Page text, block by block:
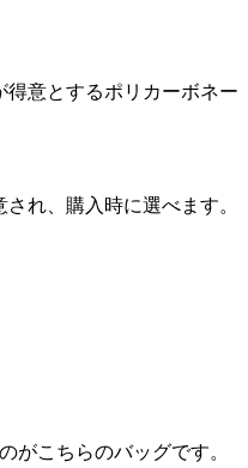
意とするポリカーボネー
れ、購入時に選べます。
がこちらのバッグです。